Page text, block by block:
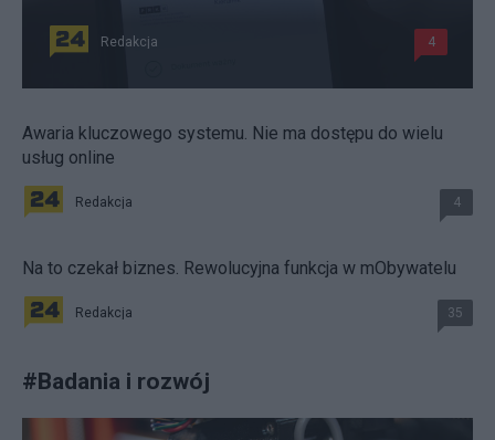
Redakcja 4
Awaria kluczowego systemu. Nie ma dostępu do wielu
usług online
Redakcja 4
Na to czekał biznes. Rewolucyjna funkcja w mObywatelu
Redakcja 35
#Badania i rozwój